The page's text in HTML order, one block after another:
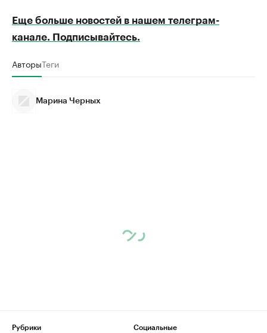
Еще больше новостей в нашем телеграм-
канале. Подписывайтесь.
АвторыТеги
Марина Черных
Рубрики
Социальные